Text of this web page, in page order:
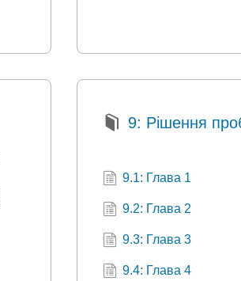
9: Рішення
9.1: Глава 1
9.2: Глава 2
9.3: Глава 3
9.4: Глава 4